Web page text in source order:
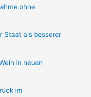
ohne
Staat als besserer
in neuen
im